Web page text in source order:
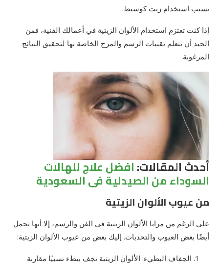
بسبب استخدام زيت كوسيط.
إذا كنت تعتزم استخدام الألوان الزيتية في أعمالك الفنية، فمن
الجيد أن تتعلم تقنيات الرسم والمزج الخاصة بها لتحقيق النتائج
المرغوبة.
أحدث المقالات:افضل علاج للهالات
السوداء من الصيدلية فى السعودية
من عيوب الألوان الزيتية
على الرغم من مزايا الألوان الزيتية في الفن والرسم، إلا أنها تحمل
أيضًا بعض العيوب والتحديات. إليك بعض من عيوب الألوان الزيتية:
الجفاف البطيء: الألوان الزيتية تجف ببطء نسبيًا مقارنة